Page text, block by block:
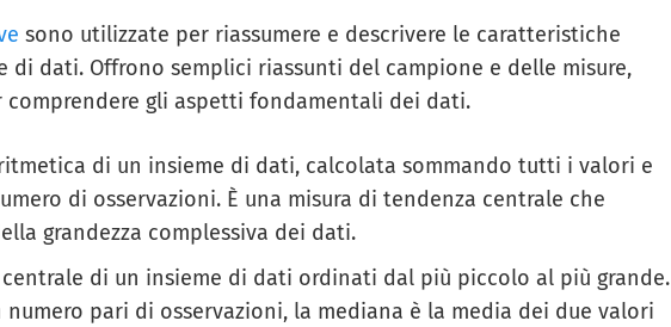
sono utilizzate per riassumere e descrivere le caratteristiche
di dati. Offrono semplici riassunti del campione e delle misure,
gli aspetti fondamentali dei dati.
di un insieme di dati, calcolata sommando tutti i valori e
di osservazioni. È una misura di tendenza centrale che
grandezza complessiva dei dati.
di un insieme di dati ordinati dal più piccolo al più grande.
numero pari di osservazioni, la mediana è la media dei due valori